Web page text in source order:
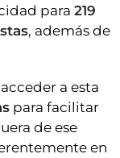
para 219
, además de
a esta
para facilitar
de ese
en